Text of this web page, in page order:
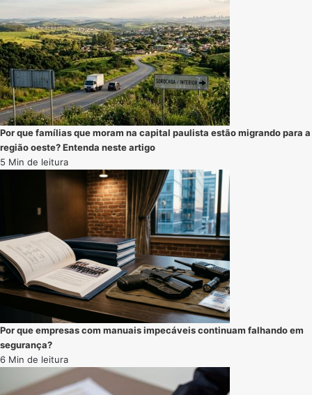
Por que famílias que moram na capital paulista estão migrando para a
região oeste? Entenda neste artigo
5 Min de leitura
Por que empresas com manuais impecáveis continuam falhando em
segurança?
6 Min de leitura